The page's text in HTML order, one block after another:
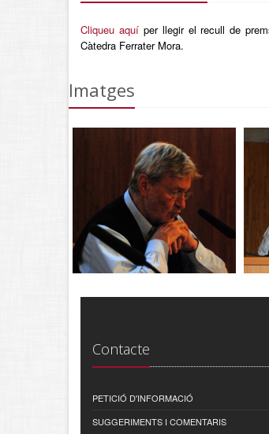
Cliqueu aquíper llegir el recull de
Càtedra Ferrater Mora.
Imatges
Contacte
PETICIÓ D'INFORMACIÓ
SUGGERIMENTS I COMENTARIS